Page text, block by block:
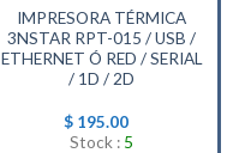
IMPRESORA TÉRMICA
3NSTAR RPT-015 / USB /
ETHERNET Ó RED / SERIAL
/ 1D / 2D
$195.00
Stock : 5